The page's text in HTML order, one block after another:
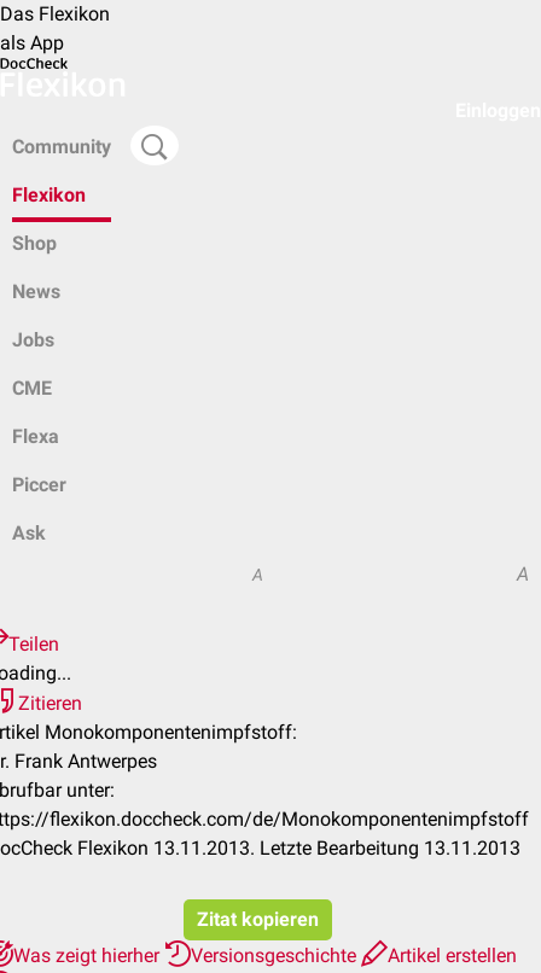
Das Flexikon
als App
Community
Flexikon
Shop
News
Jobs
CME
Flexa
Piccer
Ask
A A
Teilen
Zitieren
Monokomponentenimpfstoff:
Frank Antwerpes
unter:
flexikon.doccheck.com/de/Monokomponentenimpfstoff
Flexikon 13.11.2013. Letzte Bearbeitung 13.11.2013
Zitat kopieren
Was zeigt hierher
Versionsgeschichte
Artikel erstellen